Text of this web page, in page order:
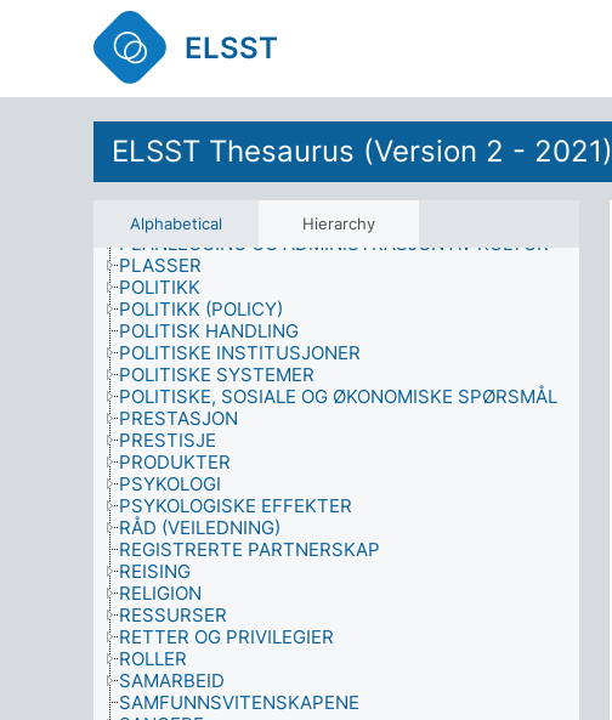
ELSST
ELSST Thesaurus (Version 2 - 2021)
Alphabetical Hierarchy
OFFENTLIGE MYNDIGHETER
OFFENTLIGE PERSONER
OFFENTLIGE TJENESTER
OKKUPERTE OMRÅDER
OPPRUSTNING (VÅPEN)
ORGANISASJONER
PERSISTENTE ORGANISKE FORURENSNINGER
PLAGER
PLANLEGGING OG ADMINISTRASJON AV KULTUR
PLASSER
POLITIKK
POLITIKK (POLICY)
POLITISK HANDLING
POLITISKE INSTITUSJONER
POLITISKE SYSTEMER
POLITISKE, SOSIALE OG ØKONOMISKE SPØRSMÅL
PRESTASJON
PRESTISJE
PRODUKTER
PSYKOLOGI
PSYKOLOGISKE EFFEKTER
RÅD (VEILEDNING)
REGISTRERTE PARTNERSKAP
REISING
RELIGION
RESSURSER
RETTER OG PRIVILEGIER
ROLLER
SAMARBEID
SAMFUNNSVITENSKAPENE